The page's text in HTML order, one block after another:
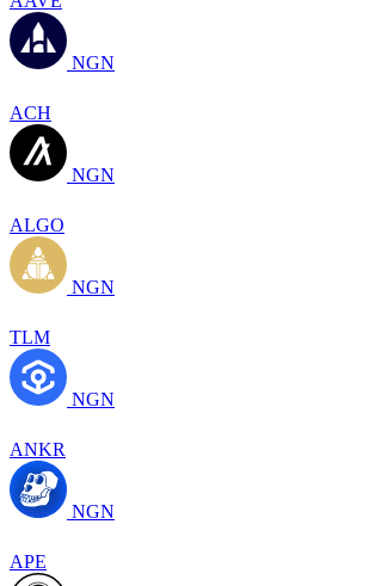
NGN
ACH
NGN
ALGO
NGN
TLM
NGN
ANKR
NGN
APE